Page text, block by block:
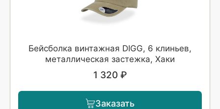
Бейсболка винтажная DIGG, 6 клиньев,
металлическая застежка, Хаки
1 320 ₽
Заказать